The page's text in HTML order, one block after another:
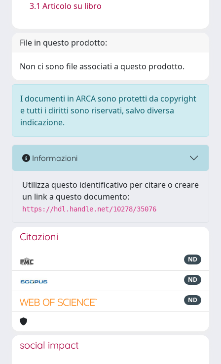
3.1 Articolo su libro
File in questo prodotto:
Non ci sono file associati a questo prodotto.
I documenti in ARCA sono protetti da copyright
e tutti i diritti sono riservati, salvo diversa
indicazione.
Informazioni
Utilizza questo identificativo per citare o creare
un link a questo documento:
https://hdl.handle.net/10278/35076
Citazioni
ND
ND
ND
social impact